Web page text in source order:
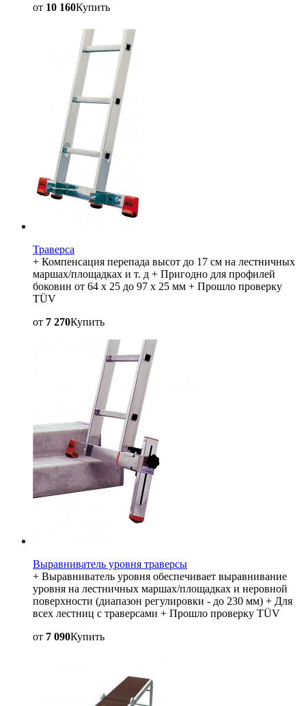
от 10 160Купить
Траверса
+ Компенсация перепада высот до 17 см на лестничных
маршах/площадках и т. д + Пригодно для профилей
боковин от 64 x 25 до 97 x 25 мм + Прошло проверку
TÜV
от 7 270Купить
Выравниватель уровня траверсы
+ Выравниватель уровня обеспечивает выравнивание
уровня на лестничных маршах/площадках и неровной
поверхности (диапазон регулировки - до 230 мм) + Для
всех лестниц с траверсами + Прошло проверку TÜV
от 7 090Купить